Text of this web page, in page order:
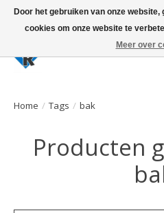
Large selection of products and fast
Home / Tags / bak
Producten
Door het gebruiken van onze
cookies om onze website te
Meer over